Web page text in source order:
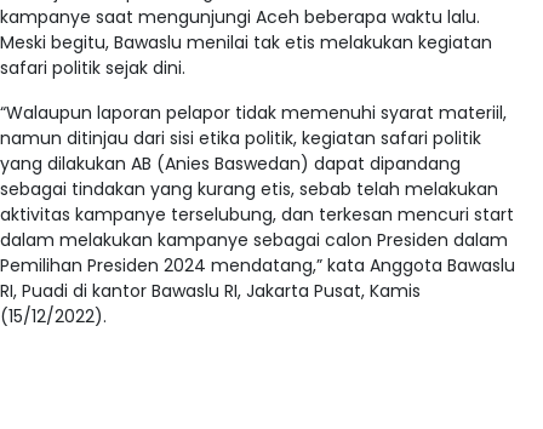
kampanye saat mengunjungi Aceh beberapa waktu lalu.
Meski begitu, Bawaslu menilai tak etis melakukan kegiatan
safari politik sejak dini.
“Walaupun laporan pelapor tidak memenuhi syarat materiil,
namun ditinjau dari sisi etika politik, kegiatan safari politik
yang dilakukan AB (Anies Baswedan) dapat dipandang
sebagai tindakan yang kurang etis, sebab telah melakukan
aktivitas kampanye terselubung, dan terkesan mencuri start
dalam melakukan kampanye sebagai calon Presiden dalam
Pemilihan Presiden 2024 mendatang,” kata Anggota Bawaslu
RI, Puadi di kantor Bawaslu RI, Jakarta Pusat, Kamis
(15/12/2022).